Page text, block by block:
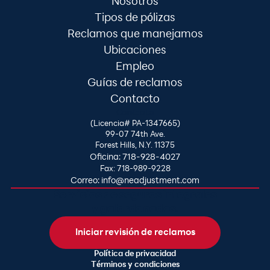
Tipos de pólizas
Reclamos que manejamos
Ubicaciones
Empleo
Guías de reclamos
Contacto
(Licencia# PA-1347665)
99-07 74th Ave.
Forest Hills, N.Y. 11375
Oficina: 718-928-4027
Fax: 718-989-9228
Correo: info@neadjustment.com
Iniciar revisión de reclamos
Política de privacidad
Términos y condiciones